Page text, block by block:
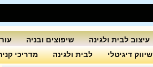
עיצוב לבית ולגינה שיפוצים ובניה
שיווק דיגיטלי לבית ולגינה מדריכי